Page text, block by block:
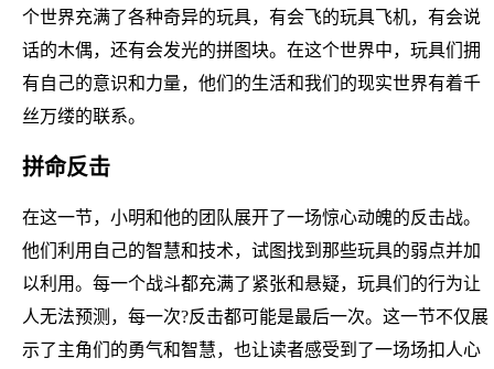
个世界充满了各种奇异的玩具，有会飞的玩具飞机，有会说
话的木偶，还有会发光的拼图块。在这个世界中，玩具们拥
有自己的意识和力量，他们的生活和我们的现实世界有着千
丝万缕的联系。
拼命反击
在这一节，小明和他的团队展开了一场惊心动魄的反击战。
他们利用自己的智慧和技术，试图找到那些玩具的弱点并加
以利用。每一个战斗都充满了紧张和悬疑，玩具们的行为让
人无法预测，每一次?反击都可能是最后一次。这一节不仅展
示了主角们的勇气和智慧，也让读者感受到了一场场扣人心